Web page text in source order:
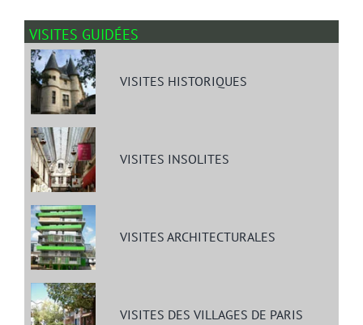
VISITES GUIDÉES
VISITES HISTORIQUES
VISITES INSOLITES
VISITES ARCHITECTURALES
VISITES DES VILLAGES DE PARIS